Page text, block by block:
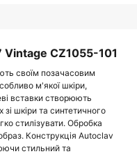
Vintage CZ1055-101
своїм позачасовим
м'якої шкіри,
вставки створюють
шкіри та синтетичного
стилізувати. Обробка
Конструкція Autoclav
стильний та